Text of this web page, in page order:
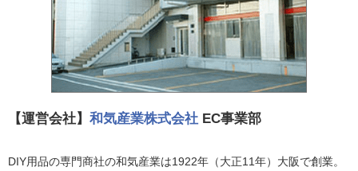
【運営会社】 和気産業株式会社 EC事業部
DIY用品の専門商社の和気産業は1922年（大正11年）大阪で創業。